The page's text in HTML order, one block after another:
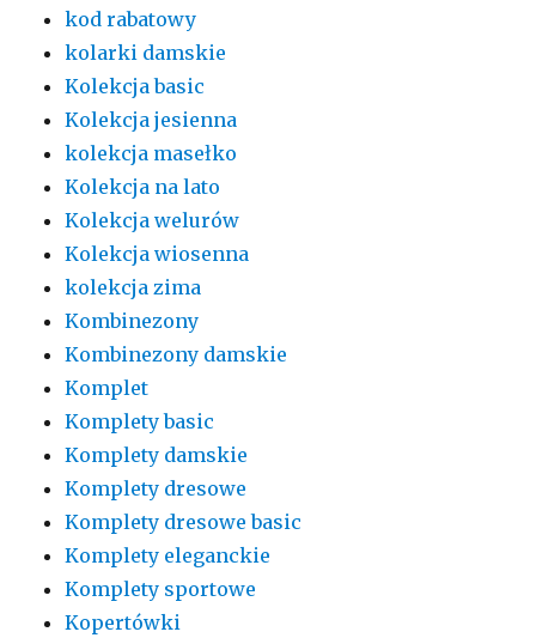
kod rabatowy
kolarki damskie
Kolekcja basic
Kolekcja jesienna
kolekcja masełko
Kolekcja na lato
Kolekcja welurów
Kolekcja wiosenna
kolekcja zima
Kombinezony
Kombinezony damskie
Komplet
Komplety basic
Komplety damskie
Komplety dresowe
Komplety dresowe basic
Komplety eleganckie
Komplety sportowe
Kopertówki